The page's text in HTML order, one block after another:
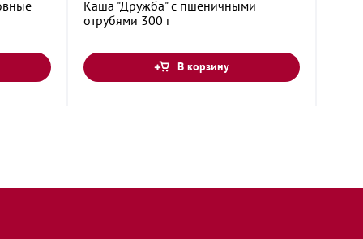
Каша "Дружба" с пшеничными
отрубями 300 г
В корзину